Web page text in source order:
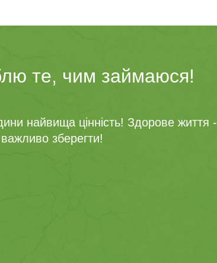
те, чим займаюся!
найвища цінність! Здорове життя -
зберегти!